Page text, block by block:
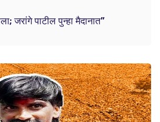
जरांगे पाटील पुन्हा मैदानात”